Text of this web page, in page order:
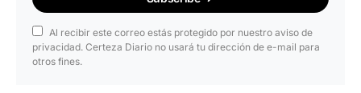
Al recibir este correo estás protegido por nuestro aviso de
privacidad. Certeza Diario no usará tu dirección de e-mail para
otros fines.